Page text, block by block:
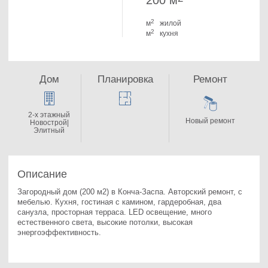
м2
жилой
м2 кухня
Описание
Загородный дом (200 м2) в Конча-Заспа. Авторский ремонт, с
мебелью. Кухня, гостиная с камином, гардеробная, два
санузла, просторная терраса. LED освещение, много
естественного света, высокие потолки, высокая
энергоэффективность.
Дом
2-x этажный
Новострой|
Элитный
Планировка Ремонт
Новый ремонт